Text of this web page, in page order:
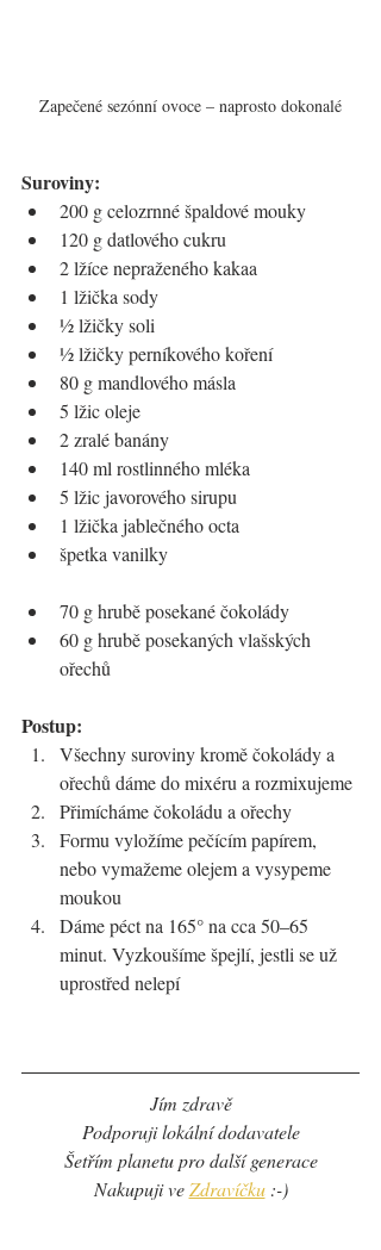
Zapečené sezónní ovoce – naprosto dokonalé
Suroviny:
200 g celozrnné špaldové mouky
120 g datlového cukru
2 lžíce nepraženého kakaa
1 lžička sody
½ lžičky soli
½ lžičky perníkového koření
80 g mandlového másla
5 lžic oleje
2 zralé banány
140 ml rostlinného mléka
5 lžic javorového sirupu
1 lžička jablečného octa
špetka vanilky
70 g hrubě posekané čokolády
60 g hrubě posekaných vlašských
ořechů
Postup:
Všechny suroviny kromě čokolády a
ořechů dáme do mixéru a rozmixujeme
Přimícháme čokoládu a ořechy
Formu vyložíme pečícím papírem,
nebo vymažeme olejem a vysypeme
moukou
Dáme péct na 165° na cca 50–65
minut. Vyzkoušíme špejlí, jestli se už
uprostřed nelepí
Jím zdravě
Podporuji lokální dodavatele
Šetřím planetu pro další generace
Nakupuji ve Zdravíčku :-)